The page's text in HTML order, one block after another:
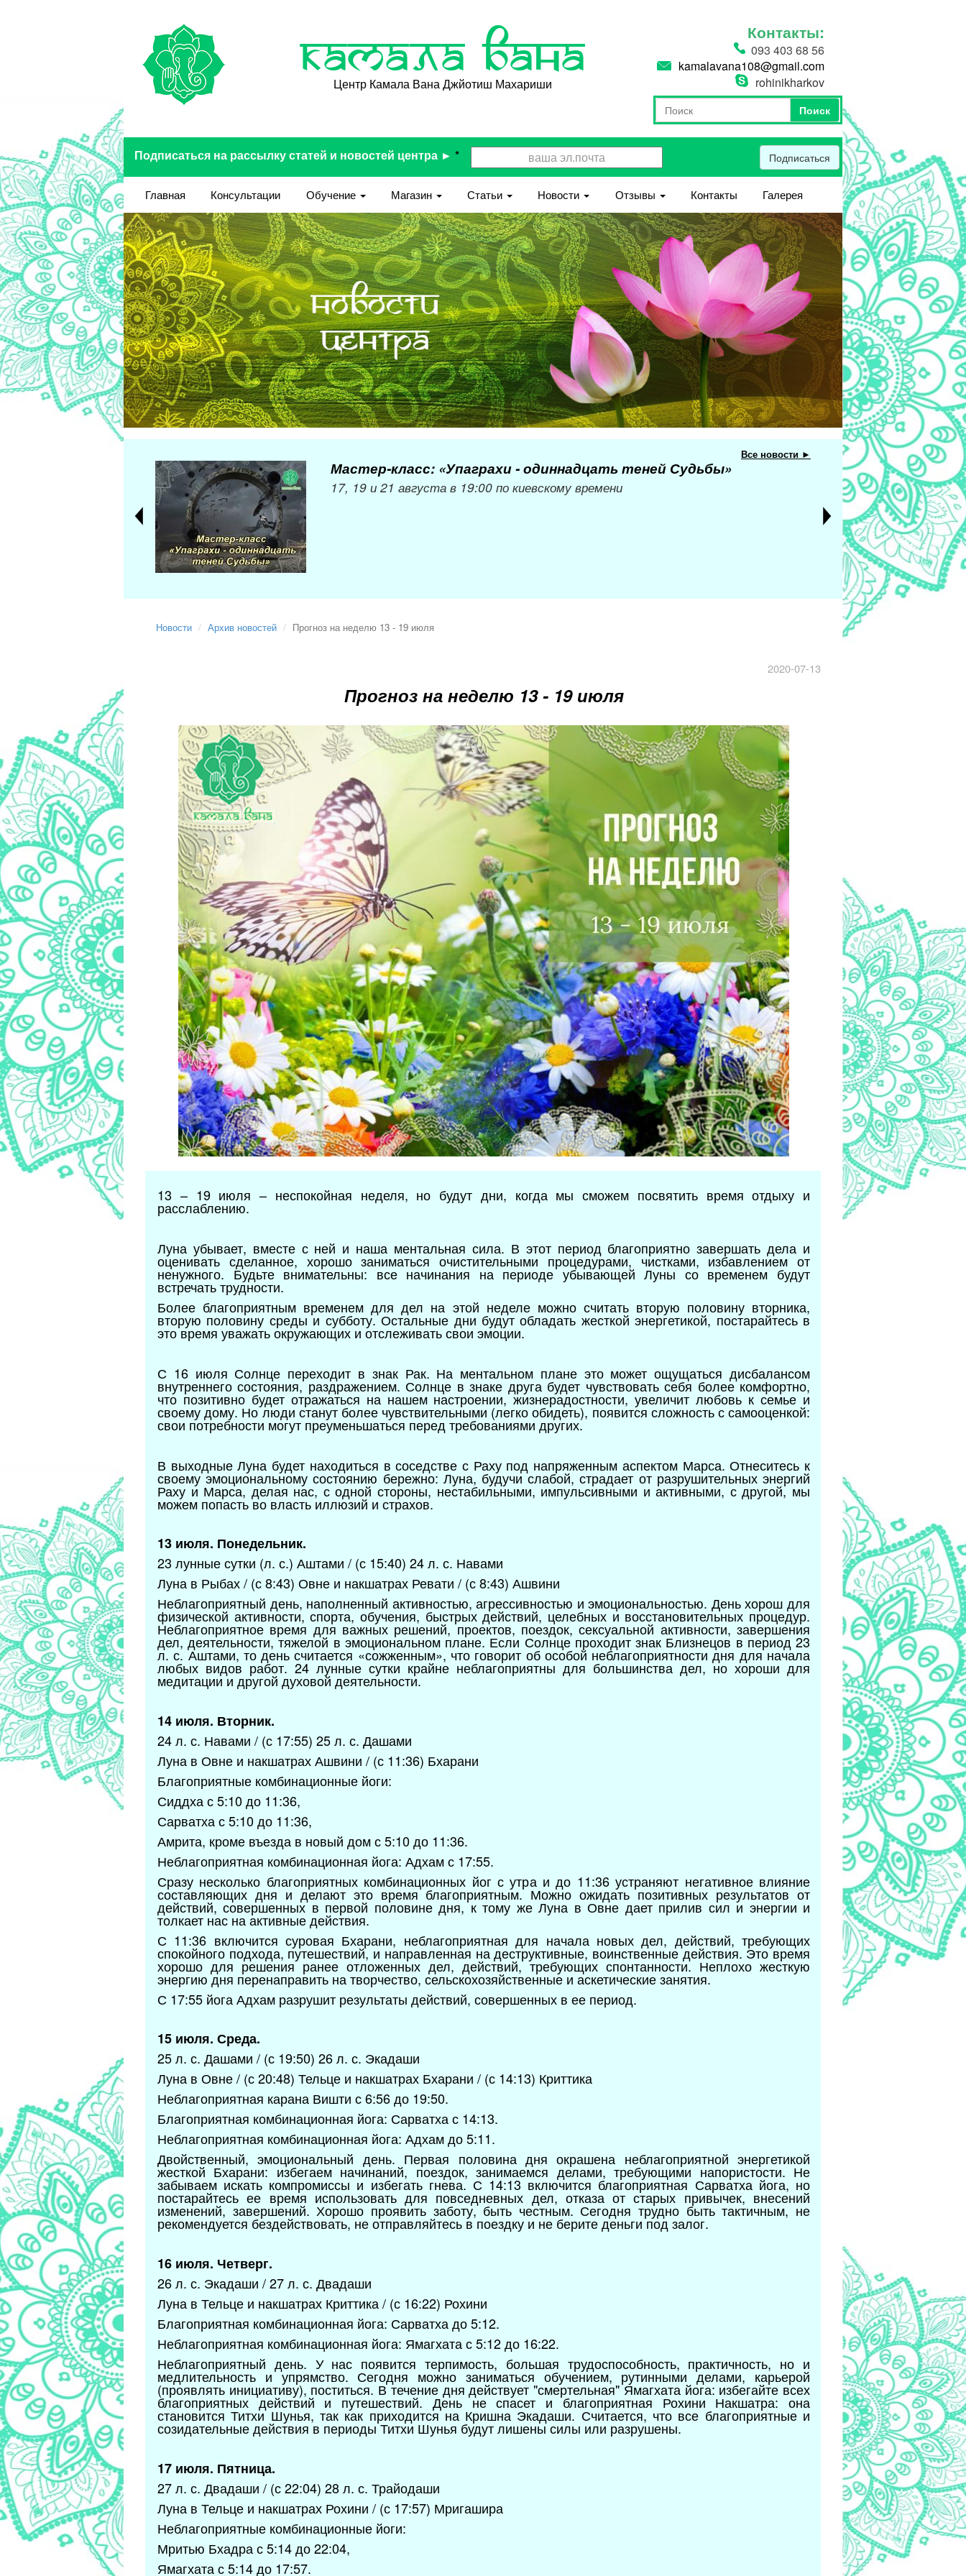
Камала Вана
Центр Камала Вана Джйотиш Махариши
Контакты:
093 403 68 56
kamalavana108@gmail.com
rohinikharkov
Форма поиска
Поиск
Поиск
Подписаться на рассылку статей и новостей центра ► * Подписаться
Главная Консультации Обучение Магазин Статьи Новости Отзывы Контакты Галерея
Все новости ►
Мастер-класс: «Упаграхи - одиннадцать теней Судьбы»
17, 19 и 21 августа в 19:00 по киевскому времени
Новости Архив новостей Прогноз на неделю 13 - 19 июля
2020-07-13
Прогноз на неделю 13 - 19 июля
13 – 19 июля – неспокойная неделя, но будут дни, когда мы сможем посвятить время отдыху и
расслаблению.
Луна убывает, вместе с ней и наша ментальная сила. В этот период благоприятно завершать дела и
оценивать сделанное, хорошо заниматься очистительными процедурами, чистками, избавлением от
ненужного. Будьте внимательны: все начинания на периоде убывающей Луны со временем будут
встречать трудности.
Более благоприятным временем для дел на этой неделе можно считать вторую половину вторника,
вторую половину среды и субботу. Остальные дни будут обладать жесткой энергетикой, постарайтесь в
это время уважать окружающих и отслеживать свои эмоции.
С 16 июля Солнце переходит в знак Рак. На ментальном плане это может ощущаться дисбалансом
внутреннего состояния, раздражением. Солнце в знаке друга будет чувствовать себя более комфортно,
что позитивно будет отражаться на нашем настроении, жизнерадостности, увеличит любовь к семье и
своему дому. Но люди станут более чувствительными (легко обидеть), появится сложность с самооценкой:
свои потребности могут преуменьшаться перед требованиями других.
В выходные Луна будет находиться в соседстве с Раху под напряженным аспектом Марса. Отнеситесь к
своему эмоциональному состоянию бережно: Луна, будучи слабой, страдает от разрушительных энергий
Раху и Марса, делая нас, с одной стороны, нестабильными, импульсивными и активными, с другой, мы
можем попасть во власть иллюзий и страхов.
13 июля. Понедельник.
23 лунные сутки (л. с.) Аштами / (с 15:40) 24 л. с. Навами
Луна в Рыбах / (с 8:43) Овне и накшатрах Ревати / (с 8:43) Ашвини
Неблагоприятный день, наполненный активностью, агрессивностью и эмоциональностью. День хорош для
физической активности, спорта, обучения, быстрых действий, целебных и восстановительных процедур.
Неблагоприятное время для важных решений, проектов, поездок, сексуальной активности, завершения
дел, деятельности, тяжелой в эмоциональном плане. Если Солнце проходит знак Близнецов в период 23
л. с. Аштами, то день считается «сожженным», что говорит об особой неблагоприятности дня для начала
любых видов работ. 24 лунные сутки крайне неблагоприятны для большинства дел, но хороши для
медитации и другой духовой деятельности.
14 июля. Вторник.
24 л. с. Навами / (с 17:55) 25 л. с. Дашами
Луна в Овне и накшатрах Ашвини / (с 11:36) Бхарани
Благоприятные комбинационные йоги:
Сиддха с 5:10 до 11:36,
Сарватха с 5:10 до 11:36,
Амрита, кроме въезда в новый дом с 5:10 до 11:36.
Неблагоприятная комбинационная йога: Адхам с 17:55.
Сразу несколько благоприятных комбинационных йог с утра и до 11:36 устраняют негативное влияние
составляющих дня и делают это время благоприятным. Можно ожидать позитивных результатов от
действий, совершенных в первой половине дня, к тому же Луна в Овне дает прилив сил и энергии и
толкает нас на активные действия.
С 11:36 включится суровая Бхарани, неблагоприятная для начала новых дел, действий, требующих
спокойного подхода, путешествий, и направленная на деструктивные, воинственные действия. Это время
хорошо для решения ранее отложенных дел, действий, требующих спонтанности. Неплохо жесткую
энергию дня перенаправить на творчество, сельскохозяйственные и аскетические занятия.
С 17:55 йога Адхам разрушит результаты действий, совершенных в ее период.
15 июля. Среда.
25 л. с. Дашами / (с 19:50) 26 л. с. Экадаши
Луна в Овне / (с 20:48) Тельце и накшатрах Бхарани / (с 14:13) Криттика
Неблагоприятная карана Вишти с 6:56 до 19:50.
Благоприятная комбинационная йога: Сарватха с 14:13.
Неблагоприятная комбинационная йога: Адхам до 5:11.
Двойственный, эмоциональный день. Первая половина дня окрашена неблагоприятной энергетикой
жесткой Бхарани: избегаем начинаний, поездок, занимаемся делами, требующими напористости. Не
забываем искать компромиссы и избегать гнева. С 14:13 включится благоприятная Сарватха йога, но
постарайтесь ее время использовать для повседневных дел, отказа от старых привычек, внесений
изменений, завершений. Хорошо проявить заботу, быть честным. Сегодня трудно быть тактичным, не
рекомендуется бездействовать, не отправляйтесь в поездку и не берите деньги под залог.
16 июля. Четверг.
26 л. с. Экадаши / 27 л. с. Двадаши
Луна в Тельце и накшатрах Криттика / (с 16:22) Рохини
Благоприятная комбинационная йога: Сарватха до 5:12.
Неблагоприятная комбинационная йога: Ямагхата с 5:12 до 16:22.
Неблагоприятный день. У нас появится терпимость, большая трудоспособность, практичность, но и
медлительность и упрямство. Сегодня можно заниматься обучением, рутинными делами, карьерой
(проявлять инициативу), поститься. В течение дня действует "смертельная" Ямагхата йога: избегайте всех
благоприятных действий и путешествий. День не спасет и благоприятная Рохини Накшатра: она
становится Титхи Шунья, так как приходится на Кришна Экадаши. Считается, что все благоприятные и
созидательные действия в периоды Титхи Шунья будут лишены силы или разрушены.
17 июля. Пятница.
27 л. с. Двадаши / (с 22:04) 28 л. с. Трайодаши
Луна в Тельце и накшатрах Рохини / (с 17:57) Мригашира
Неблагоприятные комбинационные йоги:
Мритью Бхадра с 5:14 до 22:04,
Ямагхата с 5:14 до 17:57.